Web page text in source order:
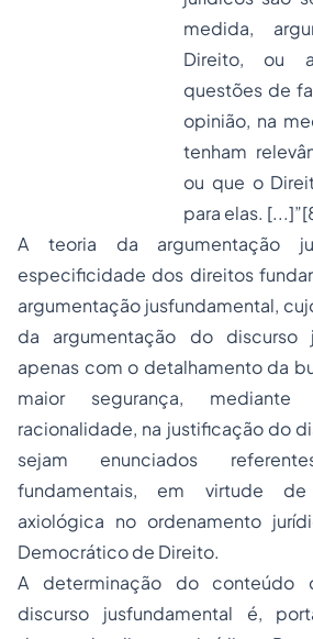
medida,
Direito, ou
questões de
opinião, na
tenham
ou que o
para elas. [...]”
A teoria da argumentação
especificidade dos direitos
argumentação jusfundamental,
da argumentação do discurso
apenas com o detalhamento da
maior segurança,
racionalidade, na justificação do
sejam enunciados
fundamentais, em virtude
axiológica no ordenamento
Democrático de Direito.
A determinação do conteúdo
discurso jusfundamental é,